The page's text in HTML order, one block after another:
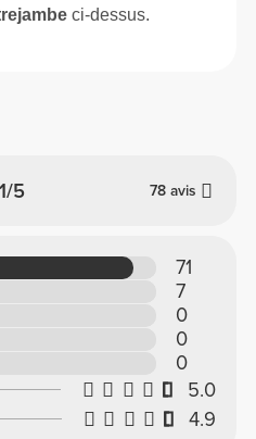
5 78 avis
71
7
0
0
0
5.0
4.9
ci-dessus.